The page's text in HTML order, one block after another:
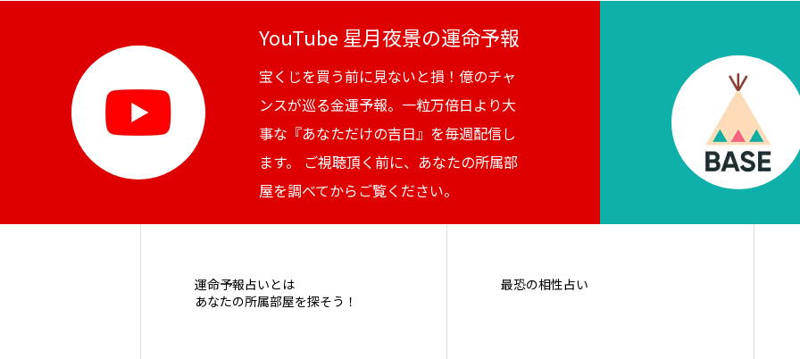
YouTube 星月夜景の運命予報
宝くじを買う前に見ないと損！億のチャ
ンスが巡る金運予報。一粒万倍日より大
事な『あなただけの吉日』を毎週配信し
ます。 ご視聴頂く前に、あなたの所属部
屋を調べてからご覧ください。
運命予報占いとは
あなたの所属部屋を探そう！
最恐の相性占い